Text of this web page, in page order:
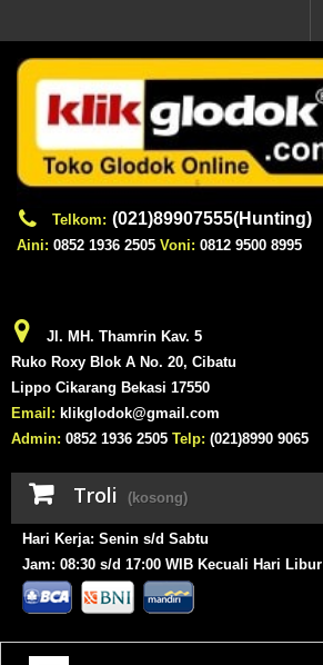
Telkom: (021)89907555(Hunting)
Aini: 0852 1936 2505 Voni: 0812 9500 8995
Jl. MH. Thamrin Kav. 5
Ruko Roxy Blok A No. 20, Cibatu
Lippo Cikarang Bekasi 17550
Email: klikglodok@gmail.com
Admin: 0852 1936 2505 Telp: (021)8990 9065
Troli (kosong)
Hari Kerja: Senin s/d Sabtu
Jam: 08:30 s/d 17:00 WIB Kecuali Hari Libur